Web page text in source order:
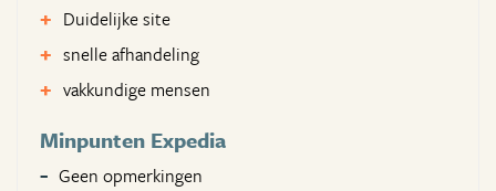
Duidelijke site
snelle afhandeling
vakkundige mensen
Minpunten Expedia
Geen opmerkingen